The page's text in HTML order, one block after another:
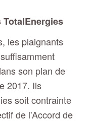
les plaignants
son plan de
2017. Ils
soit contrainte
de l'Accord de